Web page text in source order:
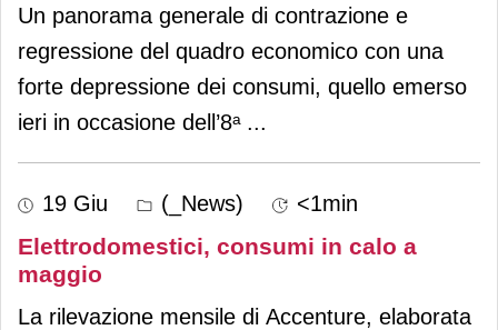
Un panorama generale di contrazione e
regressione del quadro economico con una
forte depressione dei consumi, quello emerso
ieri in occasione dell’8ᵃ ...
19 Giu (_News) <1min
Elettrodomestici, consumi in calo a
maggio
La rilevazione mensile di Accenture, elaborata